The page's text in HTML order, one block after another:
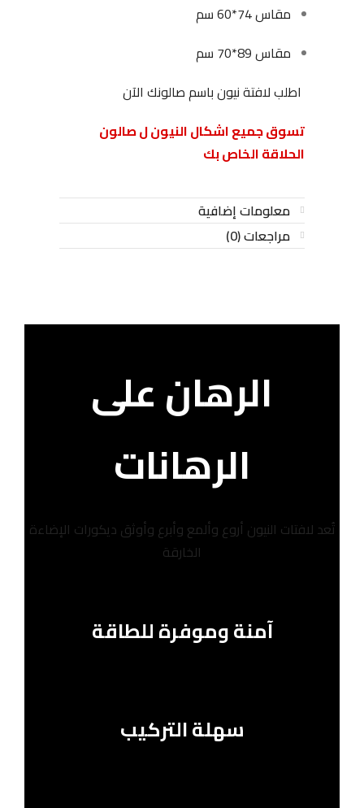
مقاس 74*60 سم
مقاس 89*70 سم
اطلب لافتة نيون باسم صالونك الآن
تسوق جميع اشكال النيون ل صالون
الحلاقة الخاص بك
معلومات إضافية
مراجعات (0)
الرهان على
الرهانات
تُعد لافتات النيون أروع وألمع وأبرع وأوثق ديكورات الإضاءة
الخارقة
آمنة وموفرة للطاقة
سهلة التركيب